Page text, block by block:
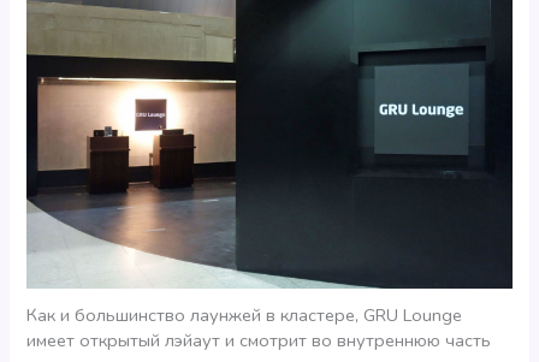
Как и большинство лаунжей в кластере, GRU Lounge
имеет открытый лэйаут и смотрит во внутреннюю часть